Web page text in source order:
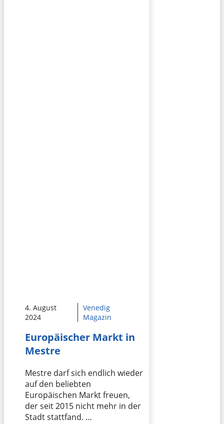
4. August
2024
Venedig
Magazin
Europäischer Markt in
Mestre
Mestre darf sich endlich wieder
auf den beliebten
Europäischen Markt freuen,
der seit 2015 nicht mehr in der
Stadt stattfand. …